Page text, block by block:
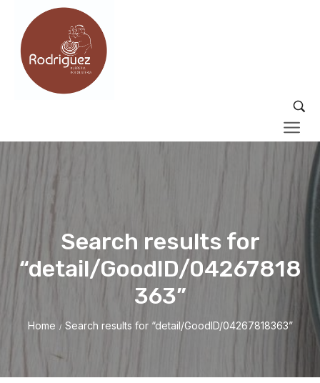
Search results for
“detail/GoodID/04267818
363”
Home / Search results for “detail/GoodID/04267818363”